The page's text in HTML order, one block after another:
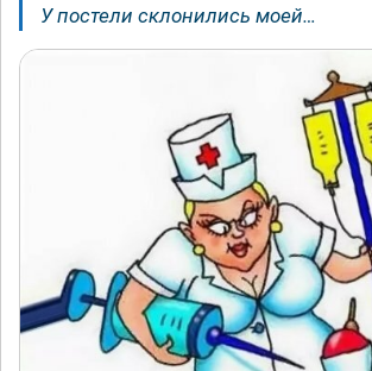
У постели склонились моей…